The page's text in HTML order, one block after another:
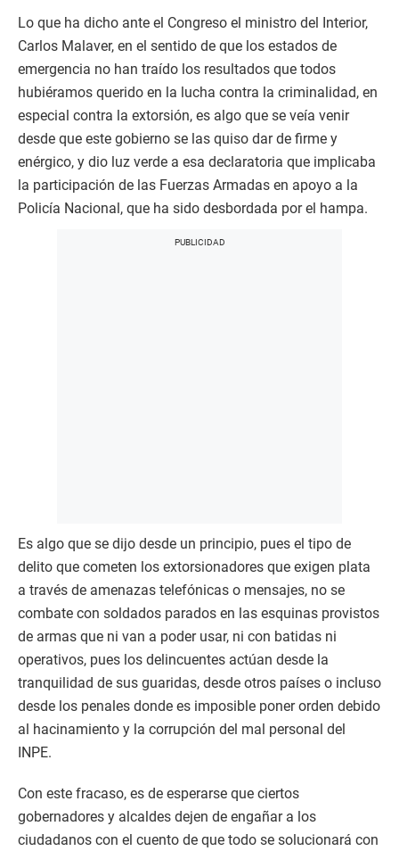
Lo que ha dicho ante el Congreso el ministro del Interior,
Carlos Malaver, en el sentido de que los estados de
emergencia no han traído los resultados que todos
hubiéramos querido en la lucha contra la criminalidad, en
especial contra la extorsión, es algo que se veía venir
desde que este gobierno se las quiso dar de firme y
enérgico, y dio luz verde a esa declaratoria que implicaba
la participación de las Fuerzas Armadas en apoyo a la
Policía Nacional, que ha sido desbordada por el hampa.
Es algo que se dijo desde un principio, pues el tipo de
delito que cometen los extorsionadores que exigen plata
a través de amenazas telefónicas o mensajes, no se
combate con soldados parados en las esquinas provistos
de armas que ni van a poder usar, ni con batidas ni
operativos, pues los delincuentes actúan desde la
tranquilidad de sus guaridas, desde otros países o incluso
desde los penales donde es imposible poner orden debido
al hacinamiento y la corrupción del mal personal del
INPE.
Con este fracaso, es de esperarse que ciertos
gobernadores y alcaldes dejen de engañar a los
ciudadanos con el cuento de que todo se solucionará con